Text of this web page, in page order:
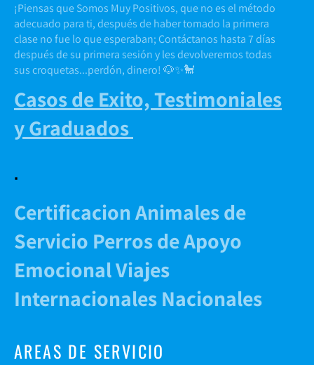
¡Piensas que Somos Muy Positivos, que no es el método
adecuado para ti, después de haber tomado la primera
clase no fue lo que esperaban; Contáctanos hasta 7 días
después de su primera sesión y les devolveremos todas
sus croquetas...perdón, dinero! 🐶✨🐩
Casos de Exito, Testimoniales
y Graduados
.
Certificacion Animales de
Servicio Perros de Apoyo
Emocional Viajes
Internacionales Nacionales
AREAS DE SERVICIO